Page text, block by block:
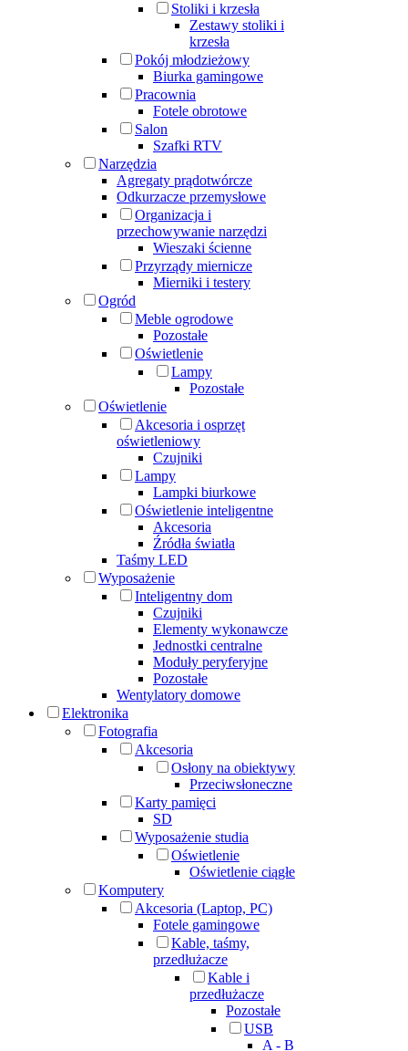
Stoliki i krzesła
Zestawy stoliki i
krzesła
Pokój młodzieżowy
Biurka gamingowe
Pracownia
Fotele obrotowe
Salon
Szafki RTV
Narzędzia
Agregaty prądotwórcze
Odkurzacze przemysłowe
Organizacja i
przechowywanie narzędzi
Wieszaki ścienne
Przyrządy miernicze
Mierniki i testery
Ogród
Meble ogrodowe
Pozostałe
Oświetlenie
Lampy
Pozostałe
Oświetlenie
Akcesoria i osprzęt
oświetleniowy
Czujniki
Lampy
Lampki biurkowe
Oświetlenie inteligentne
Akcesoria
Źródła światła
Taśmy LED
Wyposażenie
Inteligentny dom
Czujniki
Elementy wykonawcze
Jednostki centralne
Moduły peryferyjne
Pozostałe
Wentylatory domowe
Elektronika
Fotografia
Akcesoria
Osłony na obiektywy
Przeciwsłoneczne
Karty pamięci
SD
Wyposażenie studia
Oświetlenie
Oświetlenie ciągłe
Komputery
Akcesoria (Laptop, PC)
Fotele gamingowe
Kable, taśmy,
przedłużacze
Kable i
przedłużacze
Pozostałe
USB
A - B